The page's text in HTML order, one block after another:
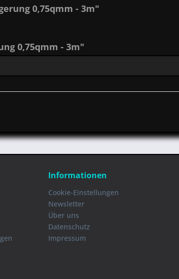
0,75qmm - 3m"
0,75qmm - 3m"
Informationen
Cookie-Einstellungen
Newsletter
Über uns
Datenschutz
Impressum